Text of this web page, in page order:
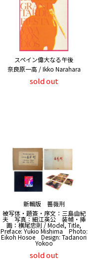
スペイン偉大なる午後
奈良原一高 / Ikko Narahara
sold out
新輯版 薔薇刑
被写体・題簽・序文：三島由紀
夫 写真：細江英公 装幀・挿
画：横尾忠則 / Model, Title,
Preface: Yukio Mishima Photo:
Eikoh Hosoe Design: Tadanori
Yokoo
sold out